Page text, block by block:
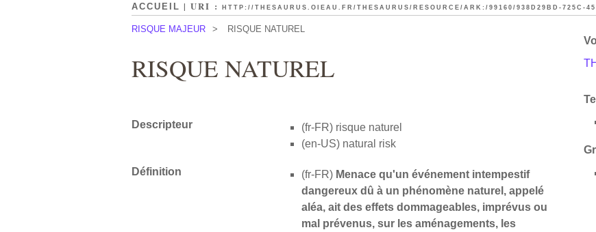
ACCUEIL | URI : HTTP://THESAURUS.OIEAU.FR/THESAURUS/RESOURCE/ARK:/99160/938D29BD-725C-
RISQUE MAJEUR > RISQUE NATUREL
RISQUE NATUREL
Descripteur (fr-FR) risque naturel
(en-US) natural risk
Définition (fr-FR) Menace qu'un événement intempestif
dangereux dû à un phénomène naturel, appelé
aléa, ait des effets dommageables, imprévus ou
mal prévenus, sur les aménagements, les